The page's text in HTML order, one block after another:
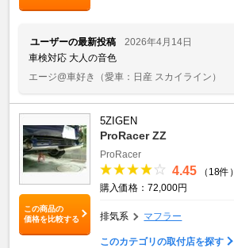
ユーザーの最新投稿
2026年4月14日
車検対応 大人の音色
エージ@車好き
（愛車：日産 スカイライン）
この商品の
価格を比較する
5ZIGEN
ProRacer ZZ
ProRacer
4.45
（18件）
購入価格：72,000円
排気系 マフラー
このカテゴリの取付店を探す